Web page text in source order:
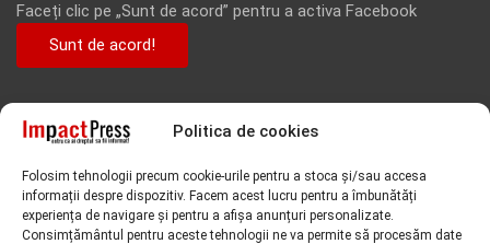
Politica de cookies
Folosim tehnologii precum cookie-urile pentru a stoca și/sau accesa
informații despre dispozitiv. Facem acest lucru pentru a îmbunătăți
experiența de navigare și pentru a afișa anunțuri personalizate.
Consimțământul pentru aceste tehnologii ne va permite să procesăm date
Faceți clic pe „Sunt de acord” pentru a activa Facebook
Sunt de acord!